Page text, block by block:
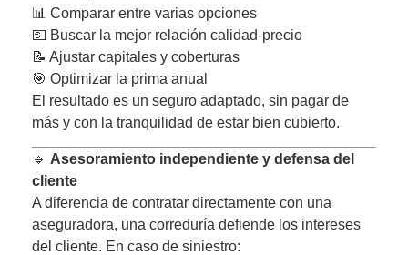
📊 Comparar entre varias opciones
💶 Buscar la mejor relación calidad-precio
📝 Ajustar capitales y coberturas
🎯 Optimizar la prima anual
El resultado es un seguro adaptado, sin pagar de
más y con la tranquilidad de estar bien cubierto.
🔹 Asesoramiento independiente y defensa del
cliente
A diferencia de contratar directamente con una
aseguradora, una correduría defiende los intereses
del cliente. En caso de siniestro: